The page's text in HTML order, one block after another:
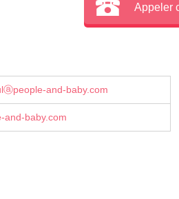
Appeler
and-baby.com
and-baby.com